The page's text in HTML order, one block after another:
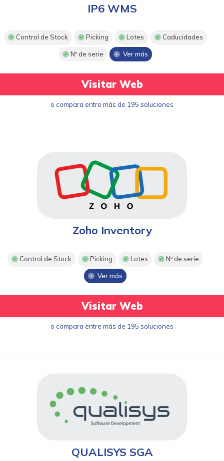
IP6 WMS
Control de Stock Picking Lotes Caducidades
Nº de serie Ver más
Visitar Web
o compara entre más de 195 soluciones
Zoho Inventory
Control de Stock Picking Lotes Nº de serie
Ver más
Visitar Web
o compara entre más de 195 soluciones
QUALISYS SGA